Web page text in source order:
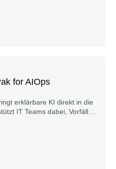
for AIOps
erklärbare KI direkt in die
IT Teams dabei, Vorfälle